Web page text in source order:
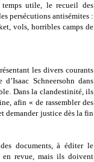
utile, le recueil des
persécutions antisémites :
vols, horribles camps de
les divers courants
Schneersohn dans
Dans la clandestinité, ils
afin « de rassembler des
demander justice dès la fin
documents, à éditer le
en revue, mais ils doivent